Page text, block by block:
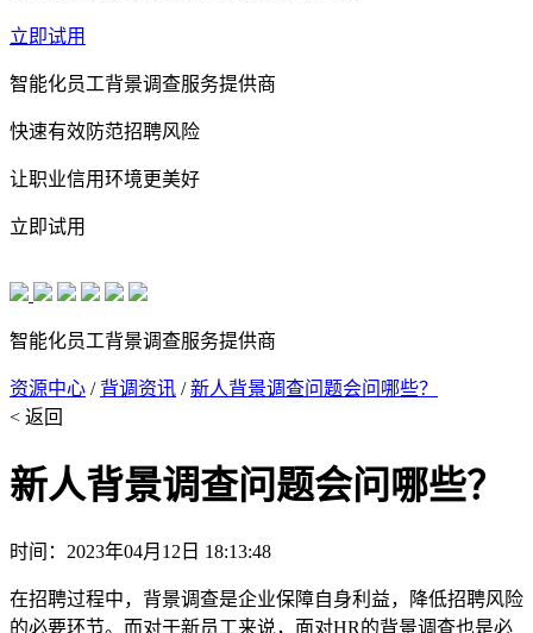
立即试用
智能化员工背景调查服务提供商
快速有效防范招聘风险
让职业信用环境更美好
立即试用
智能化员工背景调查服务提供商
资源中心 / 背调资讯 /新人背景调查问题会问哪些？
< 返回
新人背景调查问题会问哪些？
时间：2023年04月12日 18:13:48
在招聘过程中，背景调查是企业保障自身利益，降低招聘风险
的必要环节。而对于新员工来说，面对HR的背景调查也是必